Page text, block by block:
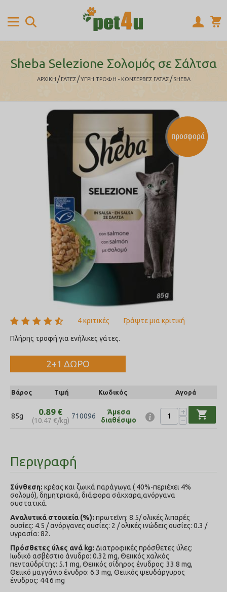
Sheba Selezione Σολομός σε Σάλτσα
ΑΡΧΙΚΉ / ΓΑΤΕΣ / ΥΓΡΗ ΤΡΟΦΗ - ΚΟΝΣΕΡΒΕΣ ΓΑΤΑΣ / SHEBA
4 κριτικές Γράψτε μια κριτική
Πλήρης τροφή για ενήλικες γάτες.
2+1 ΔΩΡΟ
Βάρος Τιμή Κωδικός Αγορά
85g 0.89 €
(10.47 €/kg)
710096
Άμεσα
διαθέσιμο
+
−
shopping_cart
Περιγραφή
Σύνθεση: κρέας και ζωικά παράγωγα ( 40%-περιέχει 4%
σολομό), δημητριακά, διάφορα σάκχαρα,ανόργανα
συστατικά.
Αναλυτικά στοιχεία (%): πρωτεΐνη: 8.5/ ολικές λιπαρές
ουσίες: 4.5 / ανόργανες ουσίες: 2 / ολικές ινώδεις ουσίες: 0.3 /
υγρασία: 82.
Πρόσθετες ύλες ανά kg: Διατροφικές πρόσθετες ύλες:
Ιωδικό ασβέστιο άνυδρο: 0.32 mg, Θειικός χαλκός
πενταϋδρίτης: 5.1 mg, Θειικός σίδηρος ένυδρος: 33.8 mg,
Θειικό μαγγάνιο ένυδρο: 6.3 mg, Θειικός ψευδάργυρος
ένυδρος: 44.6 mg